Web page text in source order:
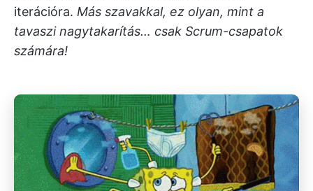
iterációra. Más szavakkal, ez olyan, mint a
tavaszi nagytakarítás… csak Scrum-csapatok
számára!